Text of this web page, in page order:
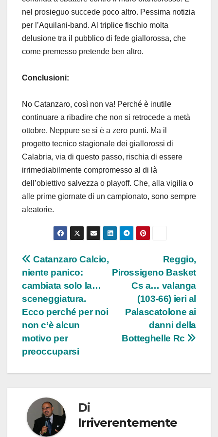
nel prosieguo succede poco altro. Pessima notizia
per l’Aquilani-band. Al triplice fischio molta
delusione tra il pubblico di fede giallorossa, che
come premesso pretende ben altro.
Conclusioni:
No Catanzaro, così non va! Perché è inutile
continuare a ribadire che non si retrocede a metà
ottobre. Neppure se si è a zero punti. Ma il
progetto tecnico stagionale dei giallorossi di
Calabria, via di questo passo, rischia di essere
irrimediabilmente compromesso al di là
dell’obiettivo salvezza o playoff. Che, alla vigilia o
alle prime giornate di un campionato, sono sempre
aleatorie.
Navigazione
articoli
Reggio,
Pirossigeno Basket
Cs a… valanga
(103-66) ieri al
Palascatolone ai
danni della
Botteghelle Rc
Catanzaro Calcio,
niente panico:
cambiata solo la…
sceneggiatura.
Ecco perché per noi
non c’è alcun
motivo per
preoccuparsi
Di
Irriverentemente